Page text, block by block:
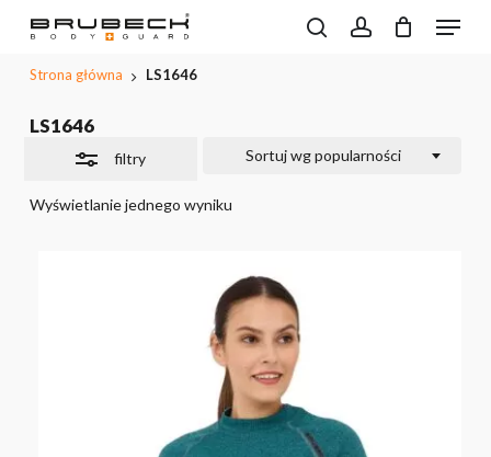
głównej
Wyszukiwarka
Menu
Strona główna LS1646
LS1646
filtry
Wyświetlanie jednego wyniku
Sortuj wg popularności